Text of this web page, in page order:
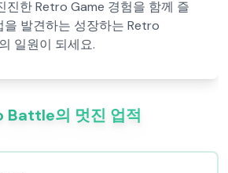
진한 Retro Game 경험을 함께 즐
을 발견하는 성장하는 Retro
일원이 되세요.
Battle의 멋진 업적